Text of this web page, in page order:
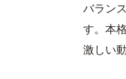
バラン
す。本
激しい